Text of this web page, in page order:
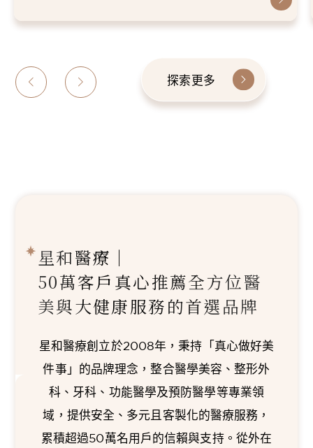
探索更多
星和醫療｜
50萬客戶真心推薦全方位醫
美與大健康服務的首選品牌
星和醫療創立於2008年，秉持「真心做好美
件事」的品牌理念，整合醫學美容、整形外
科、牙科、功能醫學及預防醫學等專業領
域，提供安全、多元且客製化的醫療服務，
累積超過50萬名用戶的信賴與支持。從外在